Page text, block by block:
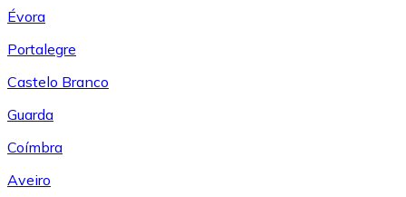
Évora
Portalegre
Castelo Branco
Guarda
Coímbra
Aveiro